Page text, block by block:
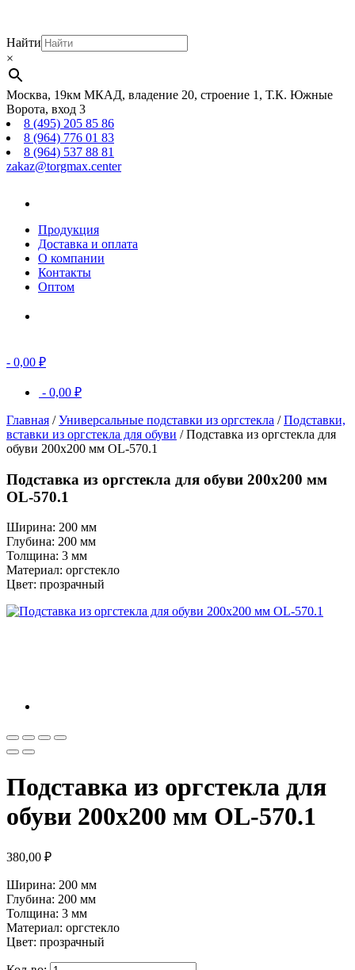
Найти
×
Москва, 19км МКАД, владение 20, строение 1, Т.К. Южные
Ворота, вход 3
8 (495) 205 85 86
8 (964) 776 01 83
8 (964) 537 88 81
zakaz@torgmax.center
Продукция
Доставка и оплата
О компании
Контакты
Оптом
- 0,00 ₽
- 0,00 ₽
Главная /Универсальные подставки из оргстекла /Подставки,
вставки из оргстекла для обуви / Подставка из оргстекла для
обуви 200х200 мм OL-570.1
Подставка из оргстекла для обуви 200х200 мм
OL-570.1
Ширина: 200 мм
Глубина: 200 мм
Толщина: 3 мм
Материал: оргстекло
Цвет: прозрачный
Подставка из оргстекла для
обуви 200х200 мм OL-570.1
380,00 ₽
Ширина: 200 мм
Глубина: 200 мм
Толщина: 3 мм
Материал: оргстекло
Цвет: прозрачный